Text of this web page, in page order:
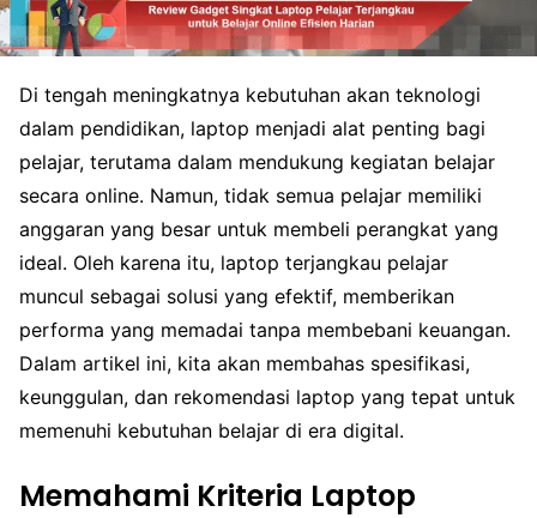
Di tengah meningkatnya kebutuhan akan teknologi
dalam pendidikan, laptop menjadi alat penting bagi
pelajar, terutama dalam mendukung kegiatan belajar
secara online. Namun, tidak semua pelajar memiliki
anggaran yang besar untuk membeli perangkat yang
ideal. Oleh karena itu, laptop terjangkau pelajar
muncul sebagai solusi yang efektif, memberikan
performa yang memadai tanpa membebani keuangan.
Dalam artikel ini, kita akan membahas spesifikasi,
keunggulan, dan rekomendasi laptop yang tepat untuk
memenuhi kebutuhan belajar di era digital.
Memahami Kriteria Laptop